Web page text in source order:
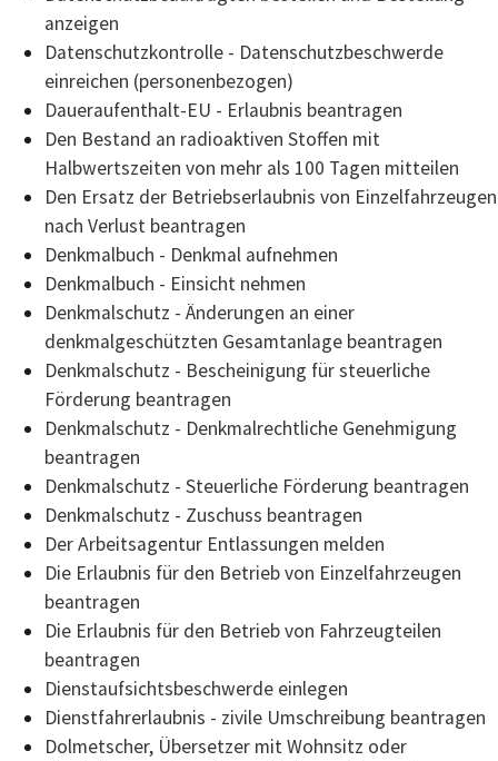
anzeigen
Datenschutzkontrolle - Datenschutzbeschwerde
einreichen (personenbezogen)
Daueraufenthalt-EU - Erlaubnis beantragen
Den Bestand an radioaktiven Stoffen mit
Halbwertszeiten von mehr als 100 Tagen mitteilen
Den Ersatz der Betriebserlaubnis von Einzelfahrzeugen
nach Verlust beantragen
Denkmalbuch - Denkmal aufnehmen
Denkmalbuch - Einsicht nehmen
Denkmalschutz - Änderungen an einer
denkmalgeschützten Gesamtanlage beantragen
Denkmalschutz - Bescheinigung für steuerliche
Förderung beantragen
Denkmalschutz - Denkmalrechtliche Genehmigung
beantragen
Denkmalschutz - Steuerliche Förderung beantragen
Denkmalschutz - Zuschuss beantragen
Der Arbeitsagentur Entlassungen melden
Die Erlaubnis für den Betrieb von Einzelfahrzeugen
beantragen
Die Erlaubnis für den Betrieb von Fahrzeugteilen
beantragen
Dienstaufsichtsbeschwerde einlegen
Dienstfahrerlaubnis - zivile Umschreibung beantragen
Dolmetscher, Übersetzer mit Wohnsitz oder